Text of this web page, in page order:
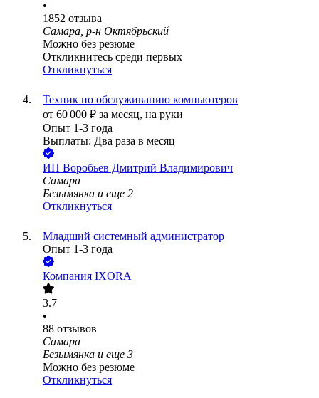
•
1852 отзыва
Самара, р-н Октябрьский
Можно без резюме
Откликнитесь среди первых
Откликнуться
Техник по обслуживанию компьютеров
от 60 000 ₽ за месяц, на руки
Опыт 1-3 года
Выплаты: Два раза в месяц
ИП Воробьев Дмитрий Владимирович
Самара
Безымянка и еще 2
Откликнуться
Младший системный администратор
Опыт 1-3 года
Компания IXORA
3.7
•
88 отзывов
Самара
Безымянка и еще 3
Можно без резюме
Откликнуться